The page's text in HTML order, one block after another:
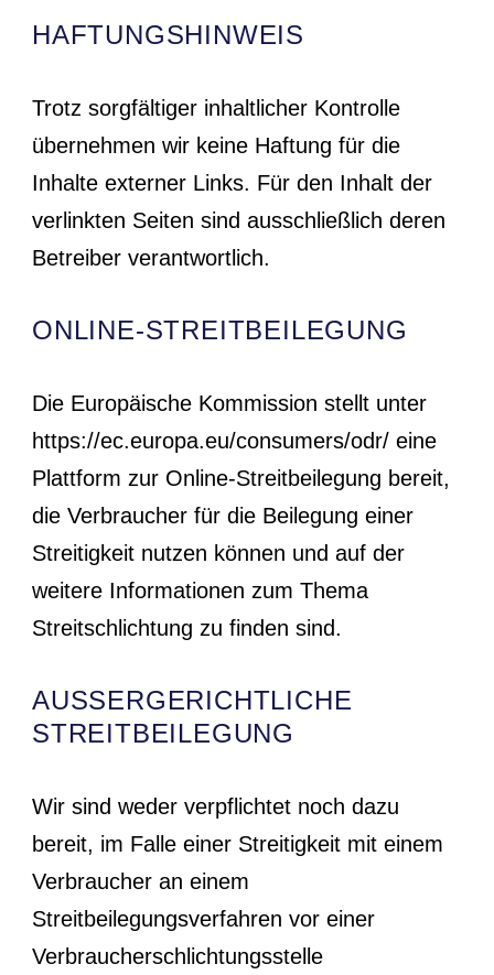
HAFTUNGSHINWEIS
Trotz sorgfältiger inhaltlicher Kontrolle
übernehmen wir keine Haftung für die
Inhalte externer Links. Für den Inhalt der
verlinkten Seiten sind ausschließlich deren
Betreiber verantwortlich.
ONLINE-STREITBEILEGUNG
Die Europäische Kommission stellt unter
https://ec.europa.eu/consumers/odr/ eine
Plattform zur Online-Streitbeilegung bereit,
die Verbraucher für die Beilegung einer
Streitigkeit nutzen können und auf der
weitere Informationen zum Thema
Streitschlichtung zu finden sind.
AUSSERGERICHTLICHE S
TREITBEILEGUNG
Wir sind weder verpflichtet noch dazu
bereit, im Falle einer Streitigkeit mit einem
Verbraucher an einem
Streitbeilegungsverfahren vor einer
Verbraucherschlichtungsstelle